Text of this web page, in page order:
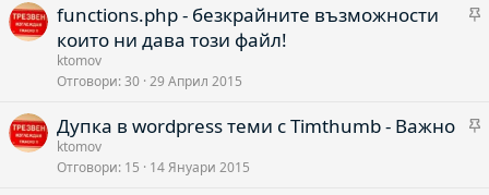
оВ
functions.php - безкрайните възможности
които ни дава този файл!
ktomov
Отговори 30 29 Април 2015
В
Дупка в wordpress теми с Timthumb - Важно
ktomov
Отговори 15 14 Януари 2015